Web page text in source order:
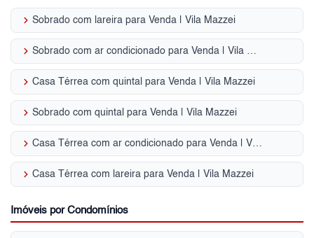
keyboard_arrow_right Sobrado com lareira para Venda | Vila Mazzei
keyboard_arrow_right Sobrado com ar condicionado para Venda | Vila Mazzei
keyboard_arrow_right Casa Térrea com quintal para Venda | Vila Mazzei
keyboard_arrow_right Sobrado com quintal para Venda | Vila Mazzei
keyboard_arrow_right Casa Térrea com ar condicionado para Venda | Vila Mazzei
keyboard_arrow_right Casa Térrea com lareira para Venda | Vila Mazzei
Imóveis por Condomínios